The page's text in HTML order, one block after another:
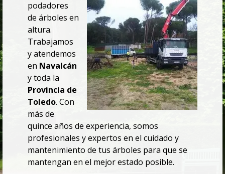
podadores
de árboles en
altura.
Trabajamos
y atendemos
en Navalcán
ytoda la
Provincia de
Toledo. Con
más de
quince años de experiencia, somos
profesionales y expertos en el cuidado y
mantenimiento de tus árboles para que se
mantengan en el mejor estado posible.